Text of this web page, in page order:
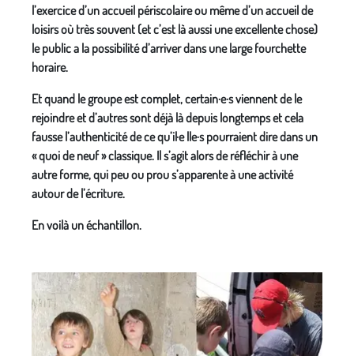
l’exercice d’un accueil périscolaire ou même d’un accueil de
loisirs où très souvent (et c’est là aussi une excellente chose)
le public a la possibilité d’arriver dans une large fourchette
horaire.
Et quand le groupe est complet, certain·e·s viennent de le
rejoindre et d’autres sont déjà là depuis longtemps et cela
fausse l’authenticité de ce qu’il·e lle·s pourraient dire dans un
« quoi de neuf » classique. Il s’agit alors de réfléchir à une
autre forme, qui peu ou prou s’apparente à une activité
autour de l’écriture.
En voilà un échantillon.